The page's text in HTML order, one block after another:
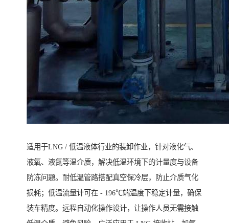
适用于LNG / 低温液体行业的装卸作业，针对液化气、
液氧、液氮等温介质，解决低温环境下的计量度与设备
防冻问题。耐低温管路搭配真空保冷层，防止介质气化
损耗；低温流量计可在 - 196℃端温度下稳定计量，确保
装车精度。远程自动化操作设计，让操作人员无需接触